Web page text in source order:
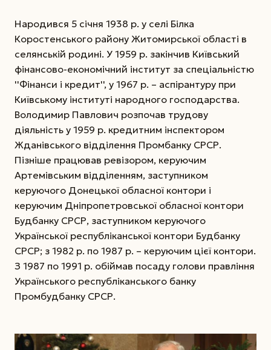
Народився 5 січня 1938 р. у селі Білка
Коростенського району Житомирської області в
селянській родині. У 1959 р. закінчив Київський
фінансово-економічний інститут за спеціальністю
''Фінанси і кредит'', у 1967 р. – аспірантуру при
Київському інституті народного господарства.
Володимир Павлович розпочав трудову
діяльність у 1959 р. кредитним інспектором
Жданівського відділення Промбанку СРСР.
Пізніше працював ревізором, керуючим
Артемівським відділенням, заступником
керуючого Донецької обласної контори і
керуючим Дніпропетровської обласної контори
Будбанку СРСР, заступником керуючого
Української республіканської контори Будбанку
СРСР; з 1982 р. по 1987 р. – керуючим цієї контори.
З 1987 по 1991 р. обіймав посаду голови правління
Українського республіканського банку
Промбудбанку СРСР.